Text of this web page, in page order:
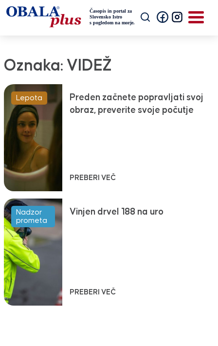
Oznaka: VIDEŽ
Lepota
Preden začnete popravljati svoj
obraz, preverite svoje počutje
PREBERI VEČ
Nadzor
prometa
Vinjen drvel 188 na uro
PREBERI VEČ